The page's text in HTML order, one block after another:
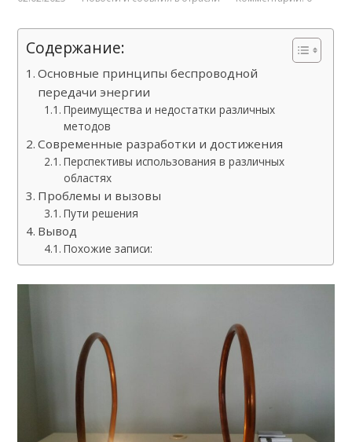
Содержание:
Основные принципы беспроводной
передачи энергии
Преимущества и недостатки различных
методов
Современные разработки и достижения
Перспективы использования в различных
областях
Проблемы и вызовы
Пути решения
Вывод
Похожие записи: